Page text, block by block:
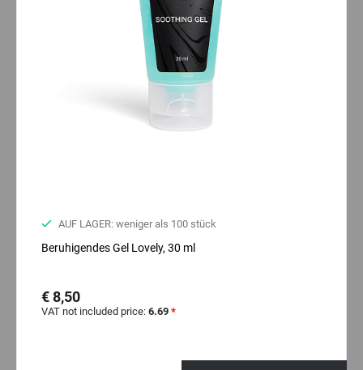
AUF LAGER: weniger als 100 stück
Beruhigendes Gel Lovely, 30 ml
€ 8,50
VAT not included price: 6.69 *